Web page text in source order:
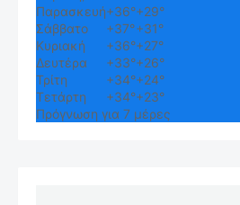
Παρασκευή+36°+29°
Σάββατο
+37°+31°
Κυριακή
+36°+27°
Δευτέρα
+33°+26°
Τρίτη
+34°+24°
Τετάρτη
+34°+23°
Πρόγνωση για 7 μέρες